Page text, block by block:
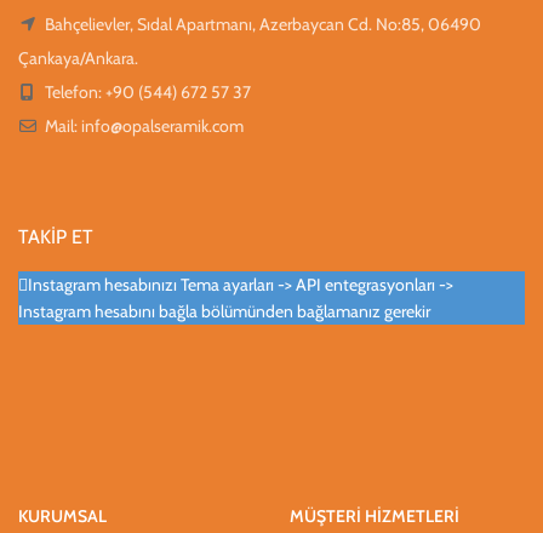
Bahçelievler, Sıdal Apartmanı, Azerbaycan Cd. No:85, 06490
Çankaya/Ankara.
Telefon: +90 (544) 672 57 37
Mail: info@opalseramik.com
TAKİP ET
Instagram hesabınızı Tema ayarları -> API entegrasyonları ->
Instagram hesabını bağla bölümünden bağlamanız gerekir
KURUMSAL
MÜŞTERİ HİZMETLERİ